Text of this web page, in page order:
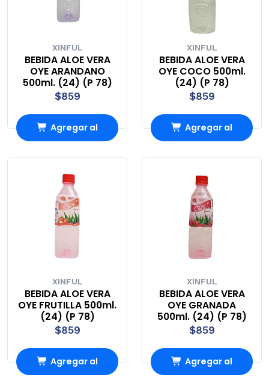
XINFUL
BEBIDA ALOE VERA
OYE ARANDANO
500ml. (24) (P 78)
$859
Agregar al
XINFUL
BEBIDA ALOE VERA
OYE COCO 500ml.
(24) (P 78)
$859
Agregar al
XINFUL
BEBIDA ALOE VERA
OYE FRUTILLA 500ml.
(24) (P 78)
$859
Agregar al
XINFUL
BEBIDA ALOE VERA
OYE GRANADA
500ml. (24) (P 78)
$859
Agregar al